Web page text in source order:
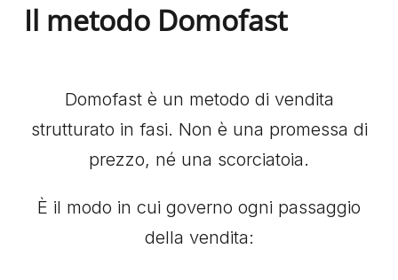
Il metodo Domofast
Domofast è un metodo di vendita
strutturato in fasi. Non è una promessa di
prezzo, né una scorciatoia.
È il modo in cui governo ogni passaggio
della vendita: